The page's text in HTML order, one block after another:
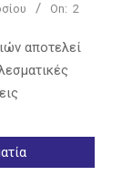
On: 2
αποτελεί